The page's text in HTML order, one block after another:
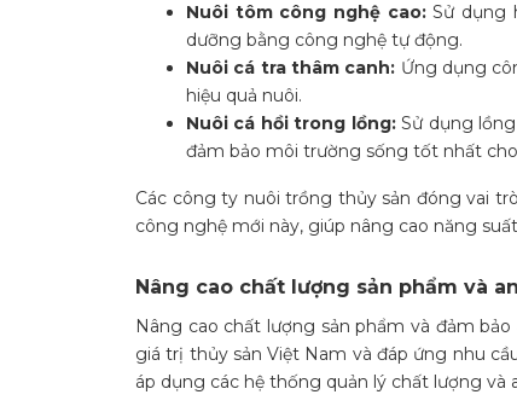
Nuôi tôm công nghệ cao:Sử dụng
dưỡng bằng công nghệ tự động.
Nuôi cá tra thâm canh: Ứng dụng
hiệu quả nuôi.
Nuôi cá hồi trong lồng:Sử dụng
đảm bảo môi trường sống tốt nhất
Các công ty nuôi trồng thủy sản đóng vai
công nghệ mới này, giúp nâng cao năng
Nâng cao chất lượng sản phẩm và
Nâng cao chất lượng sản phẩm và đảm
giá trị thủy sản Việt Nam và đáp ứng nhu
áp dụng các hệ thống quản lý chất lượng và